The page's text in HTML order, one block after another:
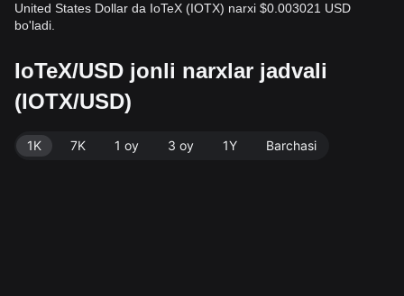
United States Dollar da IoTeX (IOTX) narxi $0.003021 USD
bo'ladi.
IoTeX/USD jonli narxlar jadvali
(IOTX/USD)
1K 7K 1 oy 3 oy 1Y Barchasi